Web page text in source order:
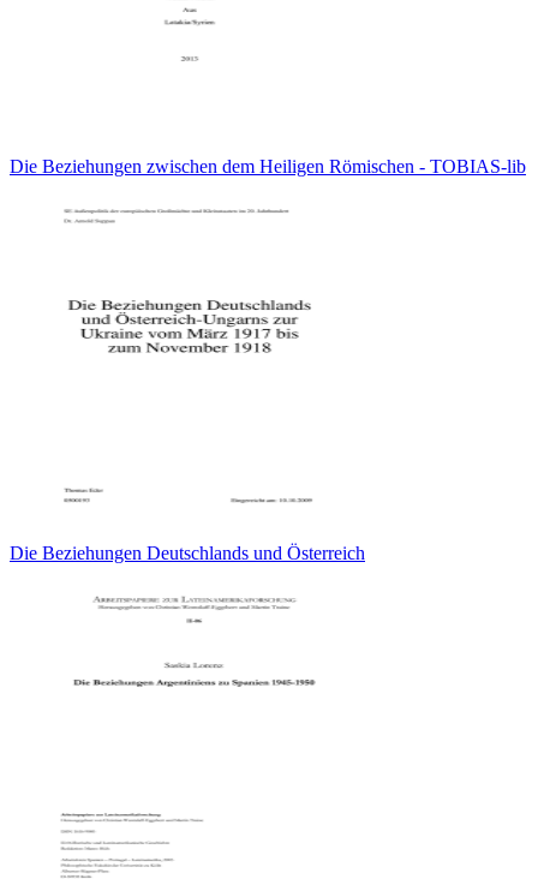
Die Beziehungen zwischen dem Heiligen Römischen - TOBIAS-lib
Die Beziehungen Deutschlands und Österreich